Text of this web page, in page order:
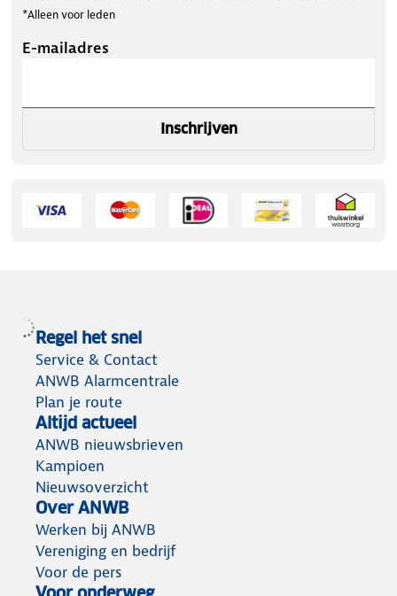
*Alleen voor leden
E-mailadres
Inschrijven
Regel het snel
Service & Contact
ANWB Alarmcentrale
Plan je route
Altijd actueel
ANWB nieuwsbrieven
Kampioen
Nieuwsoverzicht
Over ANWB
Werken bij ANWB
Vereniging en bedrijf
Voor de pers